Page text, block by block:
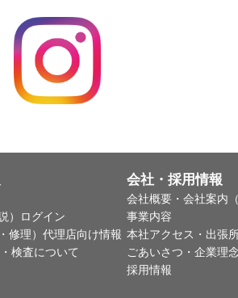
）ログイン
修理）代理店向け情報
検査について
会社・採用情報
会社概要・会社案内（
事業内容
本社アクセス・出張
ごあいさつ・企業理念
採用情報